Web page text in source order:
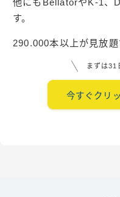
他にもBellatorやK-1、
す。
290.000本以上が見放題
まずは31
今すぐクリ